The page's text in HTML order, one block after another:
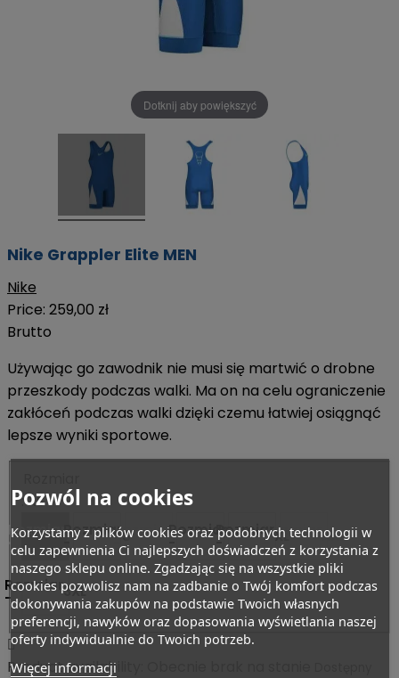
Dotknij aby powiększyć
Nike Grappler Elite MEN
Nike
Price: 259,00 zł
Brutto
Używając go zawodnik nie musi się martwić o drobne
przeszkody podczas walki. Ma on na celu ograniczenie
zakłóceń podczas walki dzięki czemu łatwiej osiągnąć
lepsze wyniki sportowe.
: XS
Rozmiar
- XS
Rozmiar
- S
Rozmiar
- M
Rozmiar
- L
Rozmiar
- XL
Rozmiar
- XXL
Rozmiar
- 3XL

Product availability:
Pozwól na cookies
Korzystamy z plików cookies oraz podobnych technologii w
celu zapewnienia Ci najlepszych doświadczeń z korzystania z
naszego sklepu online. Zgadzając się na wszystkie pliki
cookies pozwolisz nam na zadbanie o Twój komfort podczas
dokonywania zakupów na podstawie Twoich własnych
preferencji, nawyków oraz dopasowania wyświetlania naszej
oferty indywidualnie do Twoich potrzeb.
Więcej informacji